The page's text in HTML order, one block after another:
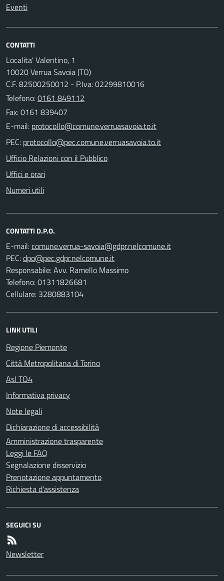
Eventi
CONTATTI
Localita' Valentino, 1
10020 Verrua Savoia (TO)
C.F. 82500250012 - P.Iva: 02299810016
Telefono:0161 849112
Fax: 0161 839407
E-mail:
PEC:
Ufficio Relazioni con il Pubblico
Uffici e orari
Numeri utili
CONTATTI D.P.O.
E-mail:
PEC:
Responsabile: Avv. Ramello Massimo
Telefono: 01311826681
Cellulare: 3280883104
LINK UTILI
Regione Piemonte
Città Metropolitana di Torino
Asl TO4
Informativa privacy
Note legali
Dichiarazione di accessibilità
Amministrazione trasparente
Leggi le FAQ
Segnalazione disservizio
Prenotazione appuntamento
Richiesta d'assistenza
SEGUICI SU
Newsletter